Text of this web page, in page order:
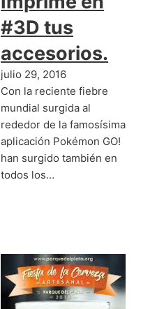
#3D tus
accesorios.
julio 29, 2016
Con la reciente fiebre
mundial surgida al
rededor de la famosísima
aplicación Pokémon GO!
han surgido también en
todos los…